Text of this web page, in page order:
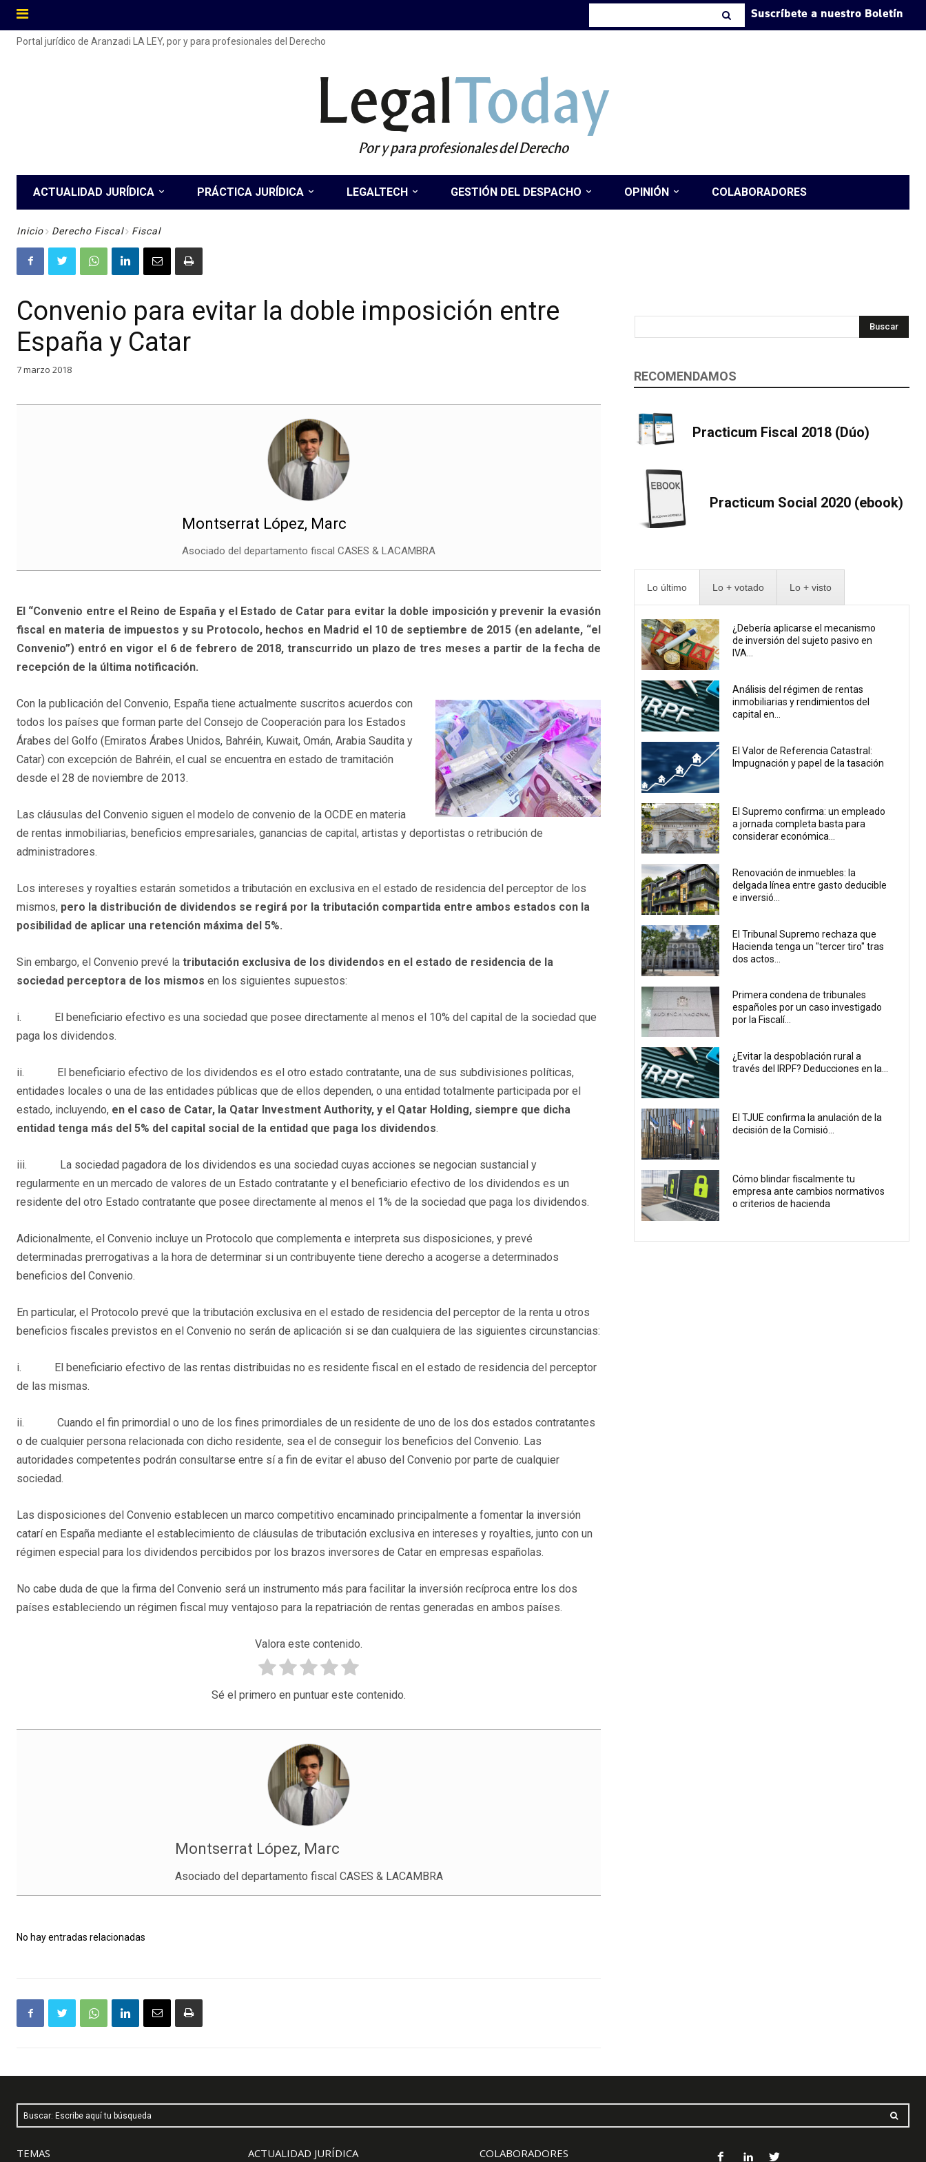
Suscríbete a nuestro Boletín
Portal jurídico de Aranzadi LA LEY, por y para profesionales del Derecho
LegalToday
Por y para profesionales del Derecho
ACTUALIDAD JURÍDICA PRÁCTICA JURÍDICA LEGALTECH GESTIÓN DEL DESPACHO OPINIÓN COLABORADORES
Inicio Derecho Fiscal Fiscal
Convenio para evitar la doble imposición entre
España y Catar
7 marzo 2018
Montserrat López, Marc
Asociado del departamento fiscal CASES & LACAMBRA
El “Convenio entre el Reino de España y el Estado de Catar para evitar la doble imposición y prevenir la evasión
fiscal en materia de impuestos y su Protocolo, hechos en Madrid el 10 de septiembre de 2015 (en adelante, “el
Convenio”) entró en vigor el 6 de febrero de 2018, transcurrido un plazo de tres meses a partir de la fecha de
recepción de la última notificación.
Con la publicación del Convenio, España tiene actualmente suscritos acuerdos con
todos los países que forman parte del Consejo de Cooperación para los Estados
Árabes del Golfo (Emiratos Árabes Unidos, Bahréin, Kuwait, Omán, Arabia Saudita y
Catar) con excepción de Bahréin, el cual se encuentra en estado de tramitación
desde el 28 de noviembre de 2013.
Las cláusulas del Convenio siguen el modelo de convenio de la OCDE en materia
de rentas inmobiliarias, beneficios empresariales, ganancias de capital, artistas y deportistas o retribución de
administradores.
Los intereses y royalties estarán sometidos a tributación en exclusiva en el estado de residencia del perceptor de los
mismos, pero la distribución de dividendos se regirá por la tributación compartida entre ambos estados con la
posibilidad de aplicar una retención máxima del 5%.
Sin embargo, el Convenio prevé la tributación exclusiva de los dividendos en el estado de residencia de la
sociedad perceptora de los mismos en los siguientes supuestos:
i. El beneficiario efectivo es una sociedad que posee directamente al menos el 10% del capital de la sociedad que
paga los dividendos.
ii. El beneficiario efectivo de los dividendos es el otro estado contratante, una de sus subdivisiones políticas,
entidades locales o una de las entidades públicas que de ellos dependen, o una entidad totalmente participada por el
estado, incluyendo, en el caso de Catar, la Qatar Investment Authority, y el Qatar Holding, siempre que dicha
entidad tenga más del 5% del capital social de la entidad que paga los dividendos.
iii. La sociedad pagadora de los dividendos es una sociedad cuyas acciones se negocian sustancial y
regularmente en un mercado de valores de un Estado contratante y el beneficiario efectivo de los dividendos es un
residente del otro Estado contratante que posee directamente al menos el 1% de la sociedad que paga los dividendos.
Adicionalmente, el Convenio incluye un Protocolo que complementa e interpreta sus disposiciones, y prevé
determinadas prerrogativas a la hora de determinar si un contribuyente tiene derecho a acogerse a determinados
beneficios del Convenio.
En particular, el Protocolo prevé que la tributación exclusiva en el estado de residencia del perceptor de la renta u otros
beneficios fiscales previstos en el Convenio no serán de aplicación si se dan cualquiera de las siguientes circunstancias:
i. El beneficiario efectivo de las rentas distribuidas no es residente fiscal en el estado de residencia del perceptor
de las mismas.
ii. Cuando el fin primordial o uno de los fines primordiales de un residente de uno de los dos estados contratantes
o de cualquier persona relacionada con dicho residente, sea el de conseguir los beneficios del Convenio. Las
autoridades competentes podrán consultarse entre sí a fin de evitar el abuso del Convenio por parte de cualquier
sociedad.
Las disposiciones del Convenio establecen un marco competitivo encaminado principalmente a fomentar la inversión
catarí en España mediante el establecimiento de cláusulas de tributación exclusiva en intereses y royalties, junto con un
régimen especial para los dividendos percibidos por los brazos inversores de Catar en empresas españolas.
No cabe duda de que la firma del Convenio será un instrumento más para facilitar la inversión recíproca entre los dos
países estableciendo un régimen fiscal muy ventajoso para la repatriación de rentas generadas en ambos países.
Valora este contenido.
Sé el primero en puntuar este contenido.
Montserrat López, Marc
Asociado del departamento fiscal CASES & LACAMBRA
No hay entradas relacionadas
Buscar
RECOMENDAMOS
Practicum Fiscal 2018 (Dúo)
Practicum Social 2020 (ebook)
Lo último Lo + votado Lo + visto
¿Debería aplicarse el mecanismo
de inversión del sujeto pasivo en
IVA...
Análisis del régimen de rentas
inmobiliarias y rendimientos del
capital en...
El Valor de Referencia Catastral:
Impugnación y papel de la tasación
El Supremo confirma: un empleado
a jornada completa basta para
considerar económica...
Renovación de inmuebles: la
delgada línea entre gasto deducible
e inversió...
El Tribunal Supremo rechaza que
Hacienda tenga un "tercer tiro" tras
dos actos...
Primera condena de tribunales
españoles por un caso investigado
por la Fiscalí...
¿Evitar la despoblación rural a
través del IRPF? Deducciones en la...
El TJUE confirma la anulación de la
decisión de la Comisió...
Cómo blindar fiscalmente tu
empresa ante cambios normativos
o criterios de hacienda
Buscar: Escribe aquí tu búsqueda
TEMAS ACTUALIDAD JURÍDICA COLABORADORES